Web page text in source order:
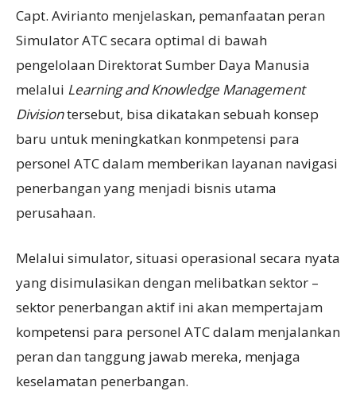
Capt. Avirianto menjelaskan, pemanfaatan peran
Simulator ATC secara optimal di bawah
pengelolaan Direktorat Sumber Daya Manusia
melalui Learning and Knowledge Management
Divisiontersebut, bisa dikatakan sebuah konsep
baru untuk meningkatkan konmpetensi para
personel ATC dalam memberikan layanan navigasi
penerbangan yang menjadi bisnis utama
perusahaan.
Melalui simulator, situasi operasional secara nyata
yang disimulasikan dengan melibatkan sektor –
sektor penerbangan aktif ini akan mempertajam
kompetensi para personel ATC dalam menjalankan
peran dan tanggung jawab mereka, menjaga
keselamatan penerbangan.